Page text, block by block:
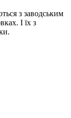
з заводським
І їх з